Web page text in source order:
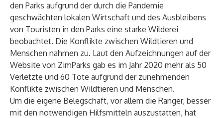
den Parks aufgrund der durch die Pandemie
geschwächten lokalen Wirtschaft und des Ausbleibens
von Touristen in den Parks eine starke Wilderei
beobachtet. Die Konflikte zwischen Wildtieren und
Menschen nahmen zu. Laut den Aufzeichnungen auf der
Website von ZimParks gab es im Jahr 2020 mehr als 50
Verletzte und 60 Tote aufgrund der zunehmenden
Konflikte zwischen Wildtieren und Menschen.
Um die eigene Belegschaft, vor allem die Ranger, besser
mit den notwendigen Hilfsmitteln auszustatten, hat